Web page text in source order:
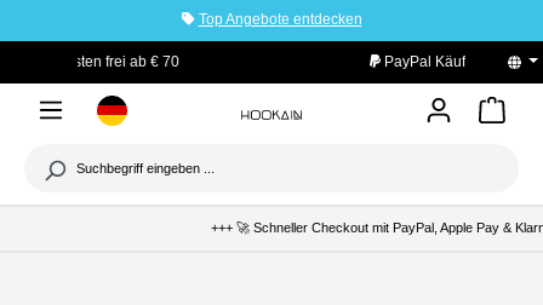
Top Angebote entdecken
PayPal Käuferschutz
+++ 🚀 Schneller Checkout mit PayPal, Apple Pay &